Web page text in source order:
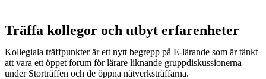
Träffa kollegor och utbyt erfarenheter
Kollegiala träffpunkter är ett nytt begrepp på E-lärande som är tänkt
att vara ett öppet forum för lärare liknande gruppdiskussionerna
under Storträffen och de öppna nätverksträffarna.